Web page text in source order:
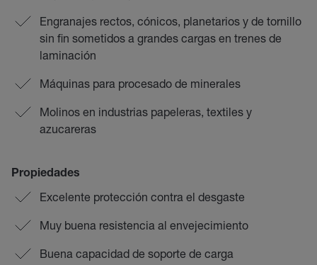
Engranajes rectos, cónicos, planetarios y de tornillo
sin fin sometidos a grandes cargas en trenes de
laminación
Máquinas para procesado de minerales
Molinos en industrias papeleras, textiles y
azucareras
Propiedades
Excelente protección contra el desgaste
Muy buena resistencia al envejecimiento
Buena capacidad de soporte de carga